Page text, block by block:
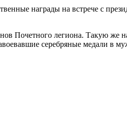
награды на встрече с
Почетного легиона. Такую же
серебряные медали в